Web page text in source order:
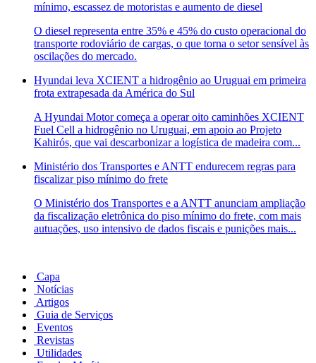
mínimo, escassez de motoristas e aumento de diesel
O diesel representa entre 35% e 45% do custo operacional do
transporte rodoviário de cargas, o que torna o setor sensível às
oscilações do mercado.
Hyundai leva XCIENT a hidrogênio ao Uruguai em primeira
frota extrapesada da América do Sul
A Hyundai Motor começa a operar oito caminhões XCIENT
Fuel Cell a hidrogênio no Uruguai, em apoio ao Projeto
Kahirós, que vai descarbonizar a logística de madeira com...
Ministério dos Transportes e ANTT endurecem regras para
fiscalizar piso mínimo do frete
O Ministério dos Transportes e a ANTT anunciam ampliação
da fiscalização eletrônica do piso mínimo do frete, com mais
autuações, uso intensivo de dados fiscais e punições mais...
Capa
Notícias
Artigos
Guia de Serviços
Eventos
Revistas
Utilidades